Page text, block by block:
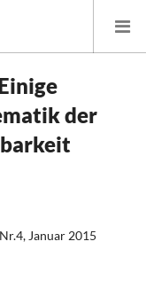
der
Januar 2015